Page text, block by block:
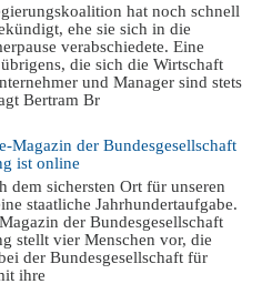
hat noch schnell
ehe sie sich in die
verabschiedete. Eine
die sich die Wirtschaft
und Manager sind stets
Bertram Br
Magazin der Bundesgesellschaft
ist online
dem sichersten Ort für unseren
staatliche Jahrhundertaufgabe.
der Bundesgesellschaft
stellt vier Menschen vor, die
der Bundesgesellschaft für
ihre